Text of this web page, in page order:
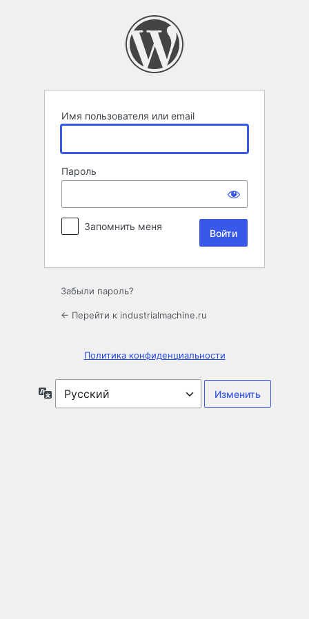
Имя пользователя или email
Пароль
Запомнить меня
Забыли пароль?
← Перейти к industrialmachine.ru
Политика конфиденциальности
Язык